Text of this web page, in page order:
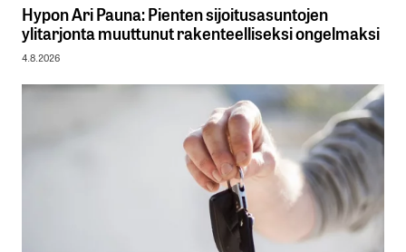
Hypon Ari Pauna: Pienten sijoitusasuntojen
ylitarjonta muuttunut rakenteelliseksi ongelmaksi
4.8.2026